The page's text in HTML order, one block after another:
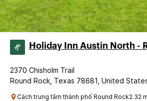
Holiday Inn Austin North -
2370 Chisholm Trail
Round Rock, Texas 78681, United
Cách trung tâm thành phố Round Rock2.32